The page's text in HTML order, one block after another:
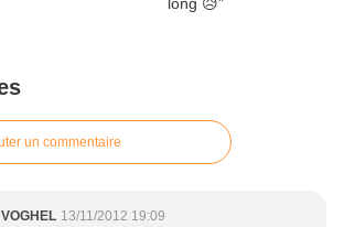
un commentaire
13/11/2012 19:09